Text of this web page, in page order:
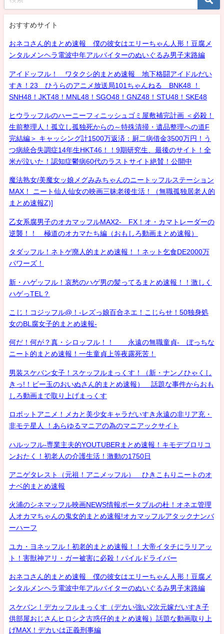
おすすめサイト
おネコさん的まとめ速報 僕の彼女はエリーちゃん人形！豆腐メ
ンタルメンヘラ電波中年アルバイターのぬいぐるみ男子末路編
アイドッフル！ ワタクシ的まとめ速報 地下格闘アイドルだい
すき！23 ひうらのアニメ放送局101ちゃんねる BNK48 ！
SNH48！JKT48！MNL48！SGO48！GNZ48！STU48！SKE48
ヒウラッフルのハーニーフィニッシュゴミ屋敷補完計画 ＜必殺！
生前整理人！孤立し孤独死からの～特殊清掃・遺品整理への道F
完結編＞ キャッシング計1500万返済：厨二病借金3500万円！う
つ病統合失調症14年生HKT46！！9期研究生、最後のサイト！全
米が泣いた！認知症鬱病60代のラストサイト絶賛！公開中
魔法熟女/美魔女ッ娘メグみみちゃんのニートッフルステーション
MAX！ ニート仙人仙女の映画三昧老後生活！（無職孤独居老人的
まとめ速報Z)]
乙女系腐男子のオカマッフルMAX2- FX！オ・カマトレーダーの
逆襲！！ 極道のオカマたち編（おもしろ動画まとめ速報）
タダッフル！ネトゲ廃人的まとめ速報！！ネット乞食DE2000万
パワーズ！
新・ハゲッフル！哀愁のハゲ男の髪ってるまとめ速報！！激しく
ハゲっTEL？
こじ！コジッフル@！-レズっ娘百合ネエ！こじらせ！50独身処
女のBL腐女子的まとめ速報-
何だ！何が？真・シロッフル！！ 永遠の無職童貞- ぼっちな
ニート的まとめ速報！一生童貞上等夜露死苦！
男装スケバン女子！スケッフルまっくす！（新・ナンノひゃくし
きっ!！ビー玉のおいぬさん的まとめ速報） 話題な事件からおも
しろ動画まで取り上げまっくす
ロボットアニメ！メカと美少女キャラだいすき永遠の非リア充・
非モテ星人 ！あらゆるマニアの為のマニアックサイト
ハルッフル-専業主夫的YOUTUBERまとめ速報！キモデブロリコ
ンおたく！初老人の介護生活！激動の1750日
アニゲタレスト（元祖！アニメッフル） ひきこもりニートのオ
ナベ的まとめ速報
火浦のシネマッフル映画NEWS情報ポータブルの杜！オネエ管理
人オカマちゃんの鬼女的まとめ速報!オカマッフルアタックナンバ
ーハーフ
ユカ・ヨネッフル！初老的まとめ速報！！大帝イタチにラリアッ
ト！害獣神アリ・ガー被害に必殺！パイルドライバー
おネコさん的まとめ速報 僕の彼女はエリーちゃん人形！豆腐メ
ンタルメンヘラ電波中年アルバイターのぬいぐるみ男子末路編
スケバン！デカッフルまっくす（デカい強い2次元嫁だいすき子
供部屋おじさんヒロシ之古惑仔的まとめ速報）話題な動画取り上
げMAX！デカいは正義刑事編